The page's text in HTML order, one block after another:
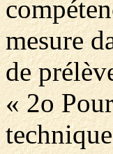
mesure
de
« 2o